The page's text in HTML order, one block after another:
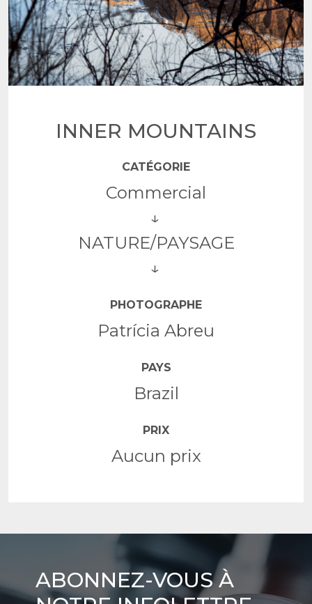
INNER MOUNTAINS
CATÉGORIE
Commercial
NATURE/PAYSAGE
PHOTOGRAPHE
Patrícia Abreu
PAYS
Brazil
PRIX
Aucun prix
Abonnez-
vous
ABONNEZ-VOUS À